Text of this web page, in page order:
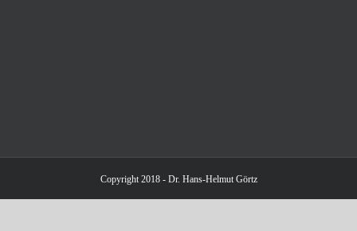
Copyright 2018 - Dr. Hans-Helmut Görtz